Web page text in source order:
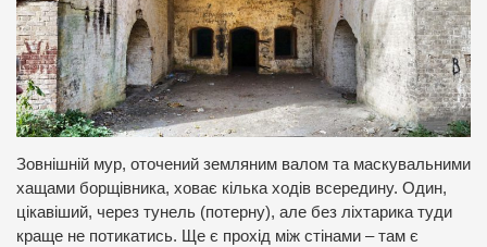
Зовнішній мур, оточений земляним валом та маскувальними
хащами борщівника, ховає кілька ходів всередину. Один,
цікавіший, через тунель (потерну), але без ліхтарика туди
краще не потикатись. Ще є прохід між стінами – там є